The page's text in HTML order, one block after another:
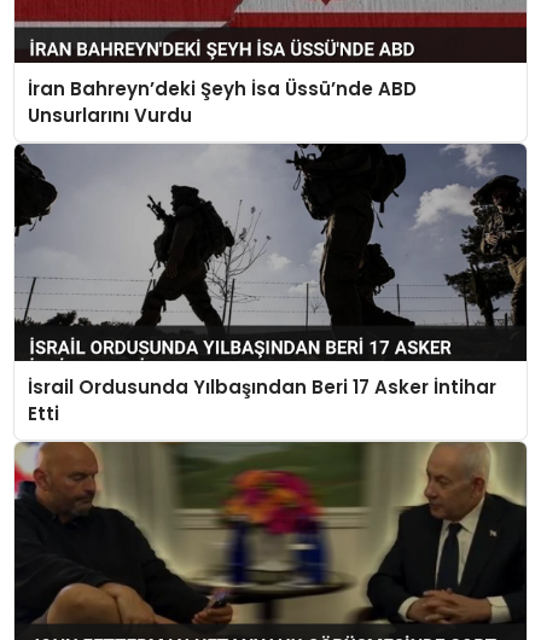
İran Bahreyn’deki Şeyh İsa Üssü’nde ABD
Unsurlarını Vurdu
İsrail Ordusunda Yılbaşından Beri 17 Asker İntihar
Etti